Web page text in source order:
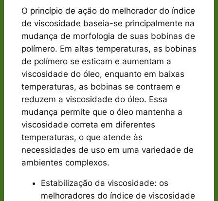
O princípio de ação do melhorador do índice
de viscosidade baseia-se principalmente na
mudança de morfologia de suas bobinas de
polímero. Em altas temperaturas, as bobinas
de polímero se esticam e aumentam a
viscosidade do óleo, enquanto em baixas
temperaturas, as bobinas se contraem e
reduzem a viscosidade do óleo. Essa
mudança permite que o óleo mantenha a
viscosidade correta em diferentes
temperaturas, o que atende às
necessidades de uso em uma variedade de
ambientes complexos.
Estabilização da viscosidade: os
melhoradores do índice de viscosidade